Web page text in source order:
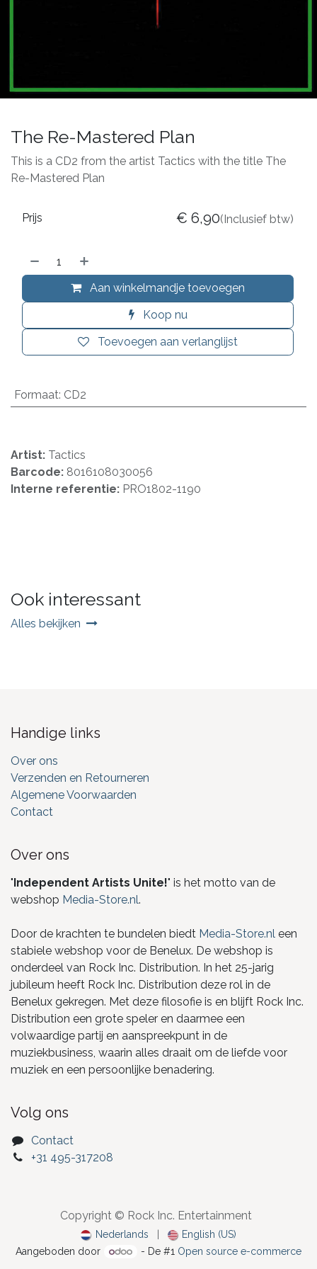
The Re-Mastered Plan
This is a CD2 from the artist Tactics with the title The
Re-Mastered Plan
Aan winkelmandje toevoegen
Koop nu
Toevoegen aan verlanglijst
Prijs € 6,90(Inclusief btw)
Formaat: CD2
Artist: Tactics
Barcode: 8016108030056
Interne referentie: PRO1802-1190
Ook interessant
Alles bekijken
Handige links
Over ons
Verzenden en Retourneren
Algemene Voorwaarden
Contact
Over ons
"Independent Artists Unite!" is het motto van de
webshop Media-Store.nl.
Door de krachten te bundelen biedt Media-Store.nl een
stabiele webshop voor de Benelux. De webshop is
onderdeel van Rock Inc. Distribution. In het 25-jarig
jubileum heeft Rock Inc. Distribution deze rol in de
Benelux gekregen. Met deze filosofie is en blijft Rock Inc.
Distribution een grote speler en daarmee een
volwaardige partij en aanspreekpunt in de
muziekbusiness, waarin alles draait om de liefde voor
muziek en een persoonlijke benadering.
Volg ons
Contact
+31 495-317208
Copyright © Rock Inc. Entertainment
Nederlands
English (US)
Aangeboden door
- De #1 Open source e-commerce